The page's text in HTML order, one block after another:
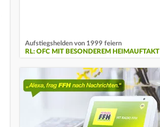
Aufstiegshelden von 1999 feiern
RL: OFC MIT BESONDEREM HEIMAUFTAKT